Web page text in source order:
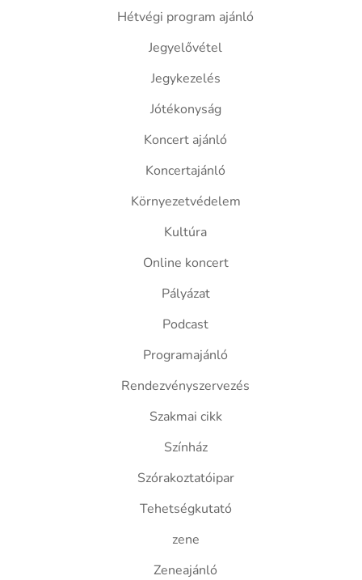
Hétvégi program ajánló
Jegyelővétel
Jegykezelés
Jótékonyság
Koncert ajánló
Koncertajánló
Környezetvédelem
Kultúra
Online koncert
Pályázat
Podcast
Programajánló
Rendezvényszervezés
Szakmai cikk
Színház
Szórakoztatóipar
Tehetségkutató
zene
Zeneajánló